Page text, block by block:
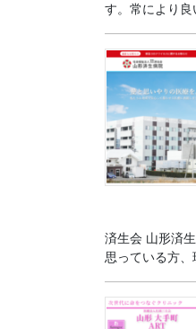
す。常により
済生会 山形済
思っている方